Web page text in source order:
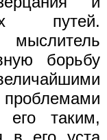
путей.
борьбу
таким,